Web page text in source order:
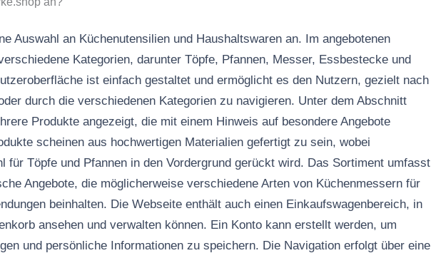
Auswahl an Küchenutensilien und Haushaltswaren an. Im angebotenen
Kategorien, darunter Töpfe, Pfannen, Messer, Essbestecke und
ist einfach gestaltet und ermöglicht es den Nutzern, gezielt nach
durch die verschiedenen Kategorien zu navigieren. Unter dem Abschnitt
Produkte angezeigt, die mit einem Hinweis auf besondere Angebote
scheinen aus hochwertigen Materialien gefertigt zu sein, wobei
für Töpfe und Pfannen in den Vordergrund gerückt wird. Das Sortiment umfasst
Angebote, die möglicherweise verschiedene Arten von Küchenmessern für
beinhalten. Die Webseite enthält auch einen Einkaufswagenbereich, in
ansehen und verwalten können. Ein Konto kann erstellt werden, um
und persönliche Informationen zu speichern. Die Navigation erfolgt über eine